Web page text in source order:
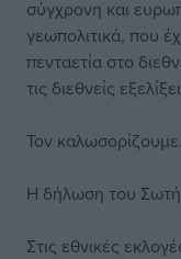
σύγχρονη και
γεωπολιτικά, που
πενταετία στο
τις διεθνείς
Τον καλωσορίζουμε.
Η δήλωση του
Στις εθνικές